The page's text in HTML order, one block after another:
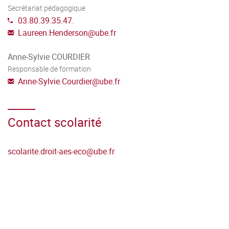
outils multimédias professionnels (comptabilité,
réseaux et sites web).
Secrétariat pédagogique
03.80.39.35.47.
Laureen.Henderson@ube.fr
Anne-Sylvie COURDIER
Responsable de formation
Anne-Sylvie.Courdier@ube.fr
Contact scolarité
scolarite.droit-aes-eco@ube.fr